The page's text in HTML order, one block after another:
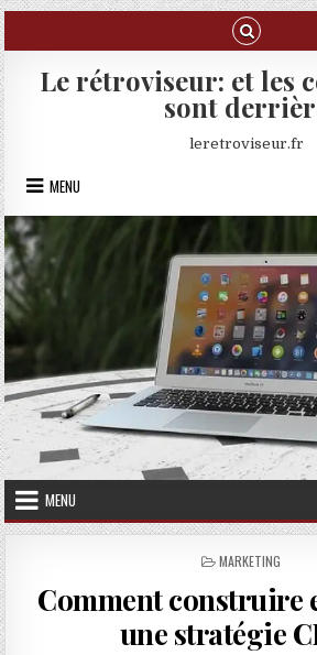
Skip to content
Le rétroviseur: et les
sont
leretroviseur.fr
MENU
MENU
POSTED IN
MARKETING
Comment construire
une stratégie